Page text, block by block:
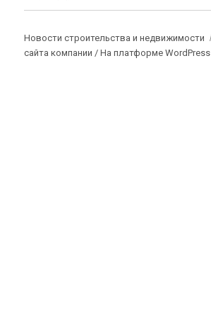
Новости строительства и недвижимости
сайта компании /На платформе WordPress